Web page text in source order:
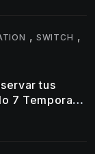
, SWITCH ,
tus
7 Temporada